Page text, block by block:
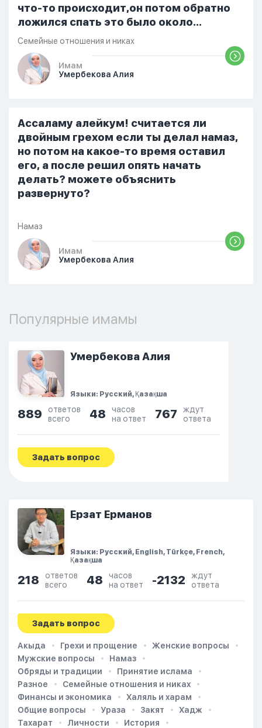
что-то происходит,он потом обратно
ложился спать это было около
одиннадцати вечера. Но я снова
разбудила его, сказав, что мне плохо.
Он ответил: «Я живу с больными». Мне
стало очень обидно, и я решила
проснулся и спросил, что случилось. И
я рассказала о своих проблемах. Затем
я сказала ему:...
Семейные отношения и никах
Имам
Умербекова Алия
Ассаламу алейкум! считается ли
двойным грехом если ты делал намаз,
но потом на какое-то время оставил
его, а после решил опять начать
делать? можете объяснить
развернуто?
Намаз
Имам
Умербекова Алия
Популярные имамы
Умербекова Алия
Языки: Русский, Қазақша
889
ответов
всего
48
часов
на ответ
767
ждут
ответа
Задать вопрос
Ерзат Ерманов
Языки: Русский, English, Türkçe, French,
Қазақша
218
ответов
всего
48
часов
на ответ
-2132
ждут
ответа
Задать вопрос
Акыда Грехи и прощение
Женские вопросы
Мужские вопросы
Намаз
Обряды и традиции
Принятие ислама
Разное
Семейные отношения и никах
Финансы и экономика
Халяль и харам
Общие вопросы
Ураза Закят
Хадж
Тахарат
Личности
История